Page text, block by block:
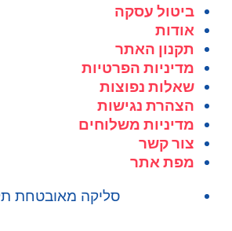
ביטול עסקה
אודות
תקנון האתר
מדיניות הפרטיות
שאלות נפוצות
הצהרת נגישות
מדיניות משלוחים
צור קשר
מפת אתר
סליקה מאובטחת תקן PCI